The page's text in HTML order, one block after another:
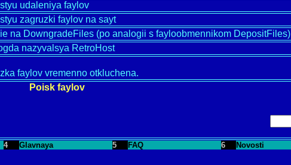
udaleniya faylov
zagruzki faylov na sayt
na DowngradeFiles (po analogii s fayloobmennikom DepositFiles)
nazyvalsya RetroHost
faylov vremenno otkluchena.
Poisk faylov
4 Glavnaya 5 FAQ 6 Novosti